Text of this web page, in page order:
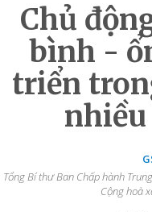
Chủ
bình -
triển
Tổng Bí thư Ban Chấp hành
Cộng hoà